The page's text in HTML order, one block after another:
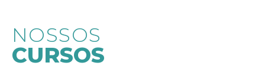
NOSSOS
CURSOS